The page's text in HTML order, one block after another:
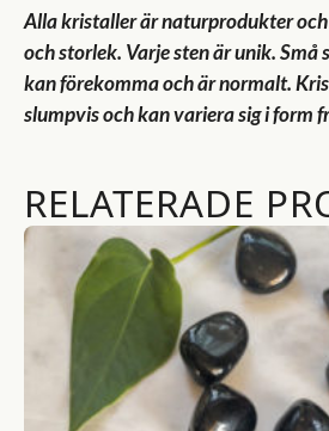
Alla kristaller är naturprodukter
och storlek. Varje sten är unik.
kan förekomma och är normalt.
slumpvis och kan variera sig i form
RELATERADE